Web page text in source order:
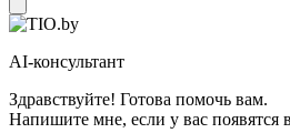
AI-консультант
Здравствуйте! Готова помочь вам.
Напишите мне, если у вас появятся